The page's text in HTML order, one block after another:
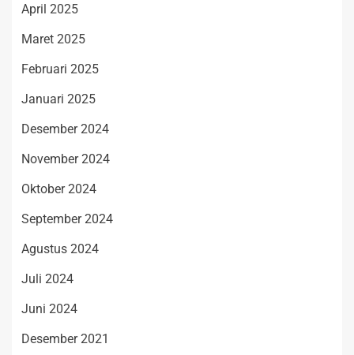
April 2025
Maret 2025
Februari 2025
Januari 2025
Desember 2024
November 2024
Oktober 2024
September 2024
Agustus 2024
Juli 2024
Juni 2024
Desember 2021